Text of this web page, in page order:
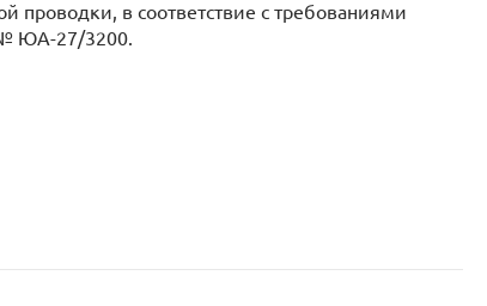
проводки, в соответствие с требованиями
№ ЮА-27/3200.